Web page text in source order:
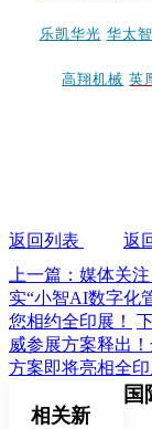
乐凯华光 华太
高翔机械 英
返回列表
返
上一篇：媒体关
实“小智AI数字化
您相约全印展！
威参展方案释出
方案即将亮相全
相关新
国